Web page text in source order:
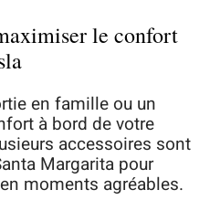
le confort
en famille ou un
à bord de votre
accessoires sont
Margarita pour
moments agréables.